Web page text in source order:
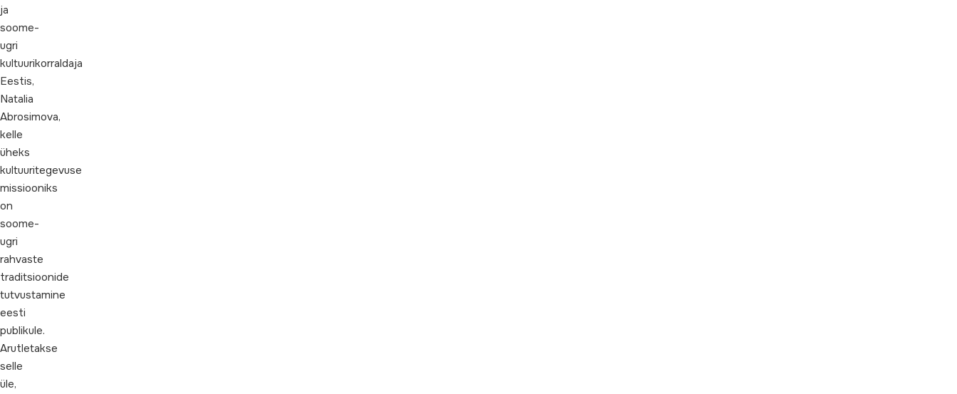
ja
soome-
ugri
kultuurikorraldaja
Eestis,
Natalia
Abrosimova,
kelle
üheks
kultuuritegevuse
missiooniks
on
soome-
ugri
rahvaste
traditsioonide
tutvustamine
eesti
publikule.
Arutletakse
selle
üle,